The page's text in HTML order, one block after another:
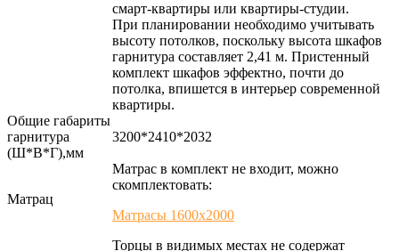
смарт-квартиры или квартиры-студии.
При планировании необходимо учитывать
высоту потолков, поскольку высота шкафов
гарнитура составляет 2,41 м. Пристенный
комплект шкафов эффектно, почти до
потолка, впишется в интерьер современной
квартиры.
Общие габариты
гарнитура
(Ш*В*Г),мм
3200*2410*2032
Матрац
Матрас в комплект не входит, можно
скомплектовать:
Матрасы 1600х2000
Торцы в видимых местах не содержат